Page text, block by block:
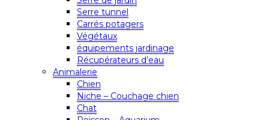
Serre tunnel
Carrés potagers
Végétaux
équipements jardinage
Récupérateurs d’eau
Animalerie
Chien
Niche – Couchage chien
Chat